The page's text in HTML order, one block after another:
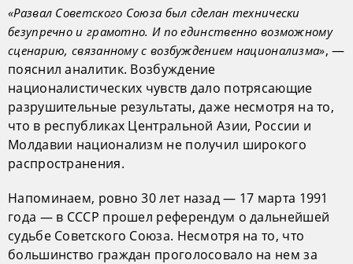
«Развал Советского Союза был сделан технически
безупречно и грамотно. И по единственно возможному
сценарию, связанному с возбуждением национализма», —
пояснил аналитик. Возбуждение
националистических чувств дало потрясающие
разрушительные результаты, даже несмотря на то,
что в республиках Центральной Азии, России и
Молдавии национализм не получил широкого
распространения.
Напоминаем, ровно 30 лет назад — 17 марта 1991
года — в СССР прошел референдум о дальнейшей
судьбе Советского Союза. Несмотря на то, что
большинство граждан проголосовало на нем за